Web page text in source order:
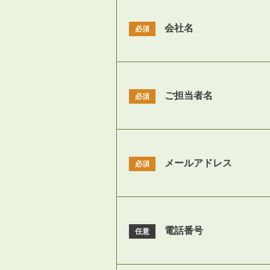
必須 会社名
必須 ご担当者名
必須 メールアドレス
任意 電話番号